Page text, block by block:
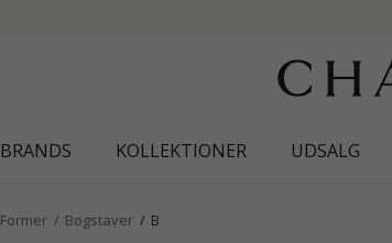
BRANDS KOLLEKTIONER UDSALG
Former Bogstaver B